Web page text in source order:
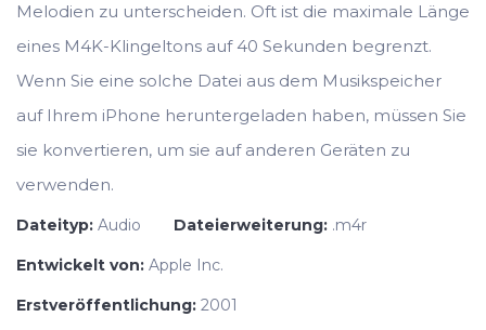
Melodien zu unterscheiden. Oft ist die maximale Länge
eines M4K-Klingeltons auf 40 Sekunden begrenzt.
Wenn Sie eine solche Datei aus dem Musikspeicher
auf Ihrem iPhone heruntergeladen haben, müssen Sie
sie konvertieren, um sie auf anderen Geräten zu
verwenden.
Dateityp: Audio Dateierweiterung: .m4r
Entwickelt von: Apple Inc.
Erstveröffentlichung: 2001